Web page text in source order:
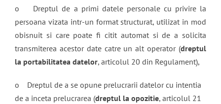
o Dreptul de a primi datele personale cu privire la
persoana vizata intr-un format structurat, utilizat in mod
obisnuit si care poate fi citit automat si de a solicita
transmiterea acestor date catre un alt operator (dreptul
la portabilitatea datelor, articolul 20 din Regulament),
o Dreptul de a se opune prelucrarii datelor cu intentia
de a inceta prelucrarea (dreptul la opozitie, articolul 21